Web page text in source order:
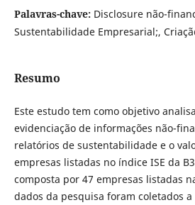
Palavras-chave: Disclosure não-
Sustentabilidade Empresarial;,
Resumo
Este estudo tem como objetivo
evidenciação de informações não-
relatórios de sustentabilidade e o
empresas listadas no índice ISE da
composta por 47 empresas listadas
dados da pesquisa foram coletados